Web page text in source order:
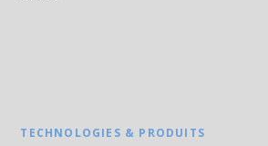
TECHNOLOGIES & PRODUITS